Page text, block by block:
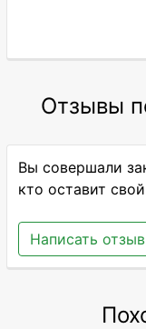
Отзывы
Вы совершали
кто оставит
Написать отзыв